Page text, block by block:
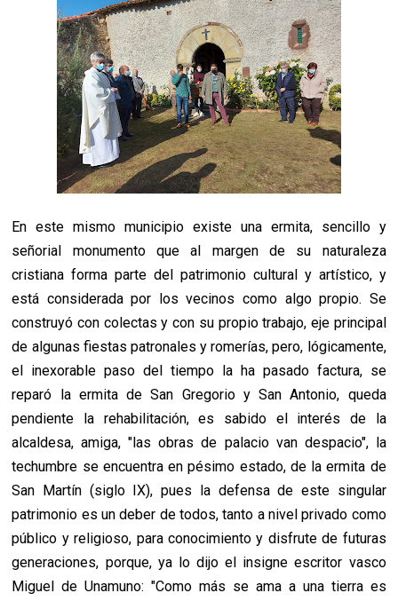
En este mismo municipio existe una ermita, sencillo y
señorial monumento que al margen de su naturaleza
cristiana forma parte del patrimonio cultural y artístico, y
está considerada por los vecinos como algo propio. Se
construyó con colectas y con su propio trabajo, eje principal
de algunas fiestas patronales y romerías, pero, lógicamente,
el inexorable paso del tiempo la ha pasado factura, se
reparó la ermita de San Gregorio y San Antonio, queda
pendiente la rehabilitación, es sabido el interés de la
alcaldesa, amiga, "las obras de palacio van despacio", la
techumbre se encuentra en pésimo estado, de la ermita de
San Martín (siglo IX), pues la defensa de este singular
patrimonio es un deber de todos, tanto a nivel privado como
público y religioso, para conocimiento y disfrute de futuras
generaciones, porque, ya lo dijo el insigne escritor vasco
Miguel de Unamuno: "Como más se ama a una tierra es